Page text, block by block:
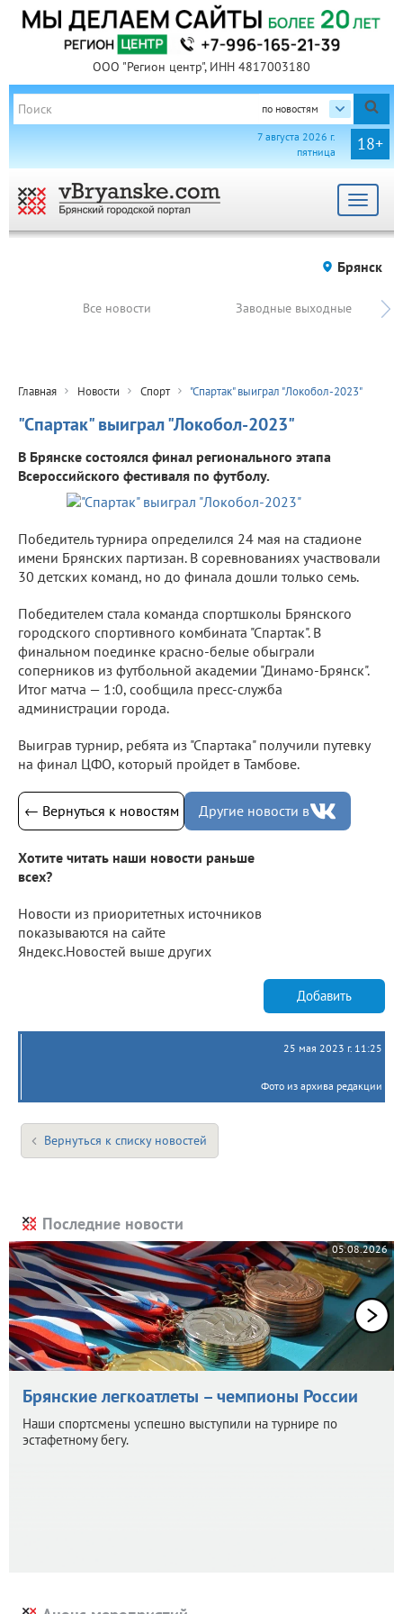
ООО "Регион центр", ИНН 4817003180
по новостям
18+
7 августа 2026 г.
пятница
Toggle
Брянск
Все новости Заводные выходные
Главная Новости Спорт "Спартак" выиграл "Локобол-2023"
"Спартак" выиграл "Локобол-2023"
В Брянске состоялся финал регионального этапа
Всероссийского фестиваля по футболу.
Победитель турнира определился 24 мая на стадионе
имени Брянских партизан. В соревнованиях участвовали
30 детских команд, но до финала дошли только семь.
Победителем стала команда спортшколы Брянского
городского спортивного комбината "Спартак". В
финальном поединке красно-белые обыграли
соперников из футбольной академии "Динамо-Брянск".
Итог матча — 1:0, сообщила пресс-служба
администрации города.
Выиграв турнир, ребята из "Спартака" получили путевку
на финал ЦФО, который пройдет в Тамбове.
← Вернуться к новостям Другие новости в
Хотите читать наши новости раньше
всех?
Новости из приоритетных источников
показываются на сайте
Яндекс.Новостей выше других
Добавить
25 мая 2023 г. 11:25
Фото из архива редакции
Вернуться к списку новостей
Последние новости
05.08.2026
Брянские легкоатлеты – чемпионы России
Наши спортсмены успешно выступили на турнире по
эстафетному бегу.